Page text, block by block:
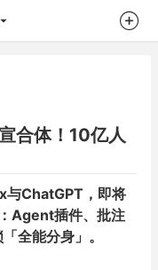
合体！10亿人
与ChatGPT，即将
Agent插件、批注
全能分身」。